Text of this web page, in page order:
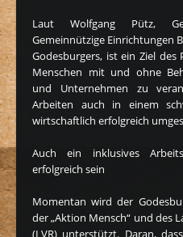
Laut Wolfgang Pütz,
Gemeinnützige Einrichtungen
Godesburgers, ist ein Ziel des
Menschen mit und ohne
und Unternehmen zu
Arbeiten auch in einem
wirtschaftlich erfolgreich
Auch ein inklusives
erfolgreich sein
Momentan wird der
der „Aktion Mensch“ und des
(LVR) unterstützt. Daran,